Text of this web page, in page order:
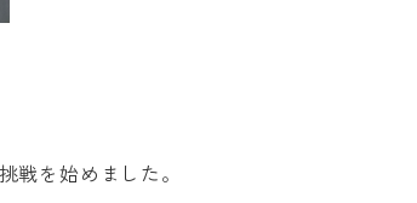
戦を始めました。